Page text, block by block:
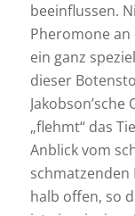
beeinflussen.
Pheromone
ein ganz
dieser
Jakobson’sche
„flehmt“ das
Anblick vom
schmatzenden
halb offen, so